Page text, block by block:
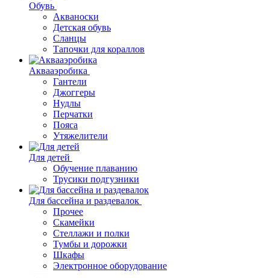
Обувь
Акваноски
Детская обувь
Сланцы
Тапочки для кораллов
Аквааэробика
Гантели
Джоггеры
Нудлы
Перчатки
Пояса
Утяжелители
Для детей
Обучение плаванию
Трусики подгузники
Для бассейна и раздевалок
Прочее
Скамейки
Стеллажи и полки
Тумбы и дорожки
Шкафы
Электронное оборудование